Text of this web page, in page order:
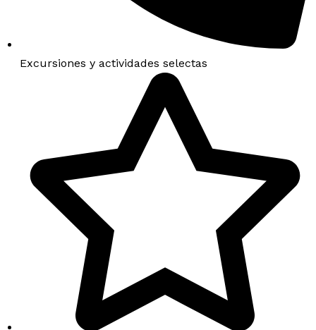
Excursiones y actividades selectas